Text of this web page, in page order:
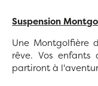
Suspension
Une Montgolfière
rêve. Vos
partiront à